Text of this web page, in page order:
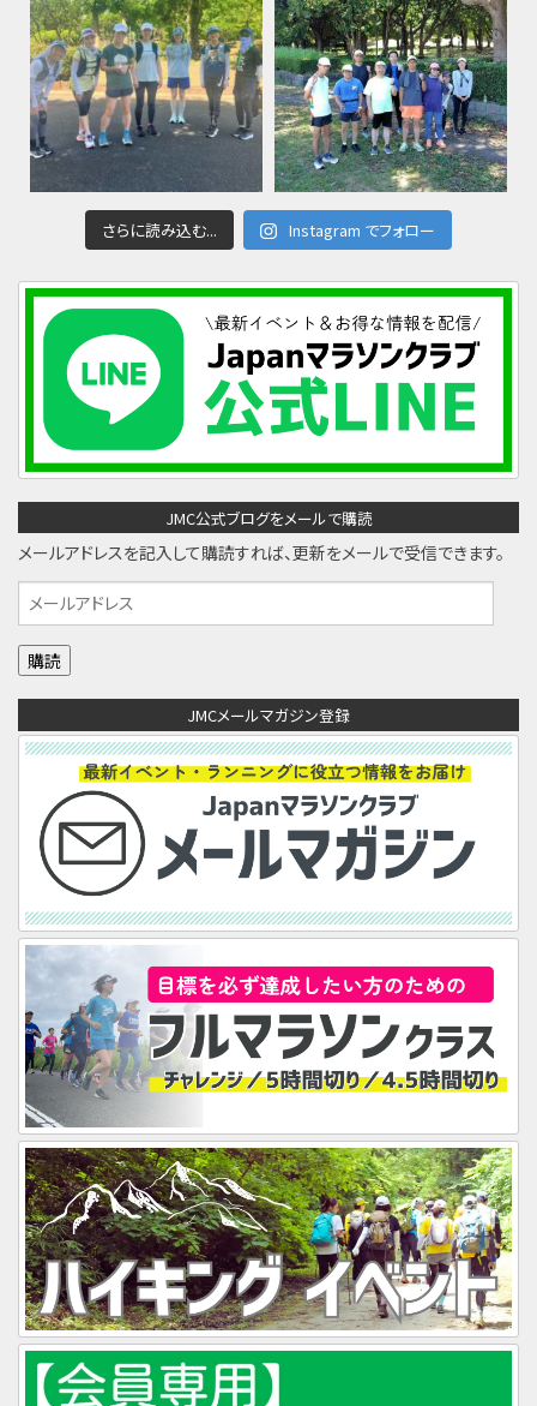
さらに読み込む... Instagram でフォロー
JMC公式ブログをメールで購読
メールアドレスを記入して購読すれば、更新をメールで受信できます。
メ
ー
ル
レ
JMCメールマガジン登録